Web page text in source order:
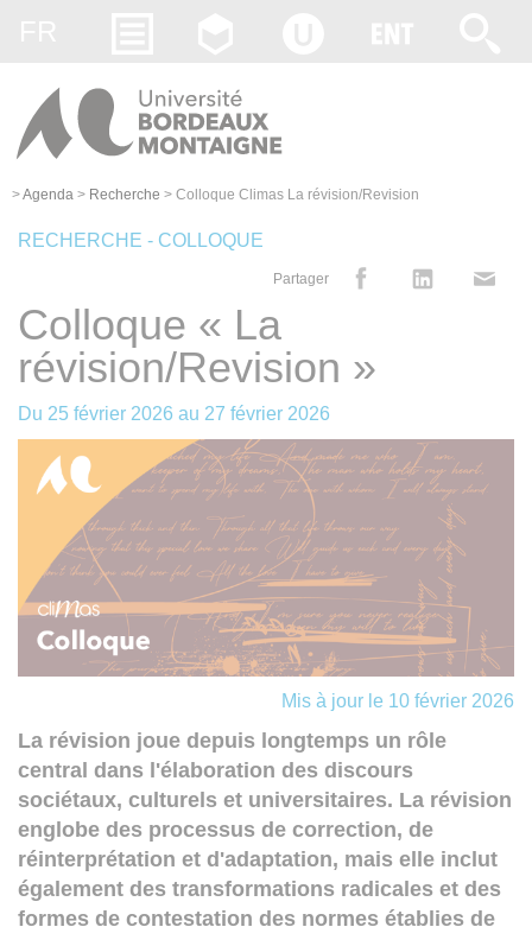
>Agenda > Recherche > Colloque Climas La révision/Revision
RECHERCHE - COLLOQUE
Partager
Colloque « La
révision/Revision »
Du 25 février 2026 au 27 février 2026
Mis à jour le 10 février 2026
La révision joue depuis longtemps un rôle
central dans l'élaboration des discours
sociétaux, culturels et universitaires. La révision
englobe des processus de correction, de
réinterprétation et d'adaptation, mais elle inclut
également des transformations radicales et des
formes de contestation des normes établies de